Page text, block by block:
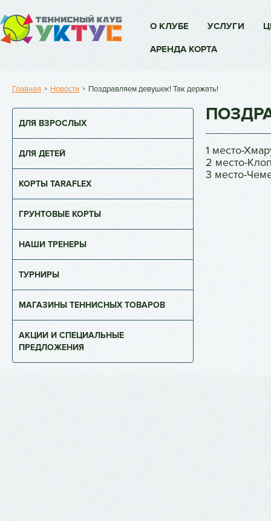
О КЛУБЕ УСЛУГИ
АРЕНДА КОРТА
Главная > Новости > Поздравляем девушек! Так держать!
ДЛЯ ВЗРОСЛЫХ
ДЛЯ ДЕТЕЙ
КОРТЫ TARAFLEX
ГРУНТОВЫЕ КОРТЫ
НАШИ ТРЕНЕРЫ
ТУРНИРЫ
МАГАЗИНЫ ТЕННИСНЫХ ТОВАРОВ
АКЦИИ И СПЕЦИАЛЬНЫЕ
ПРЕДЛОЖЕНИЯ
1 место-
2 место-
3 место-